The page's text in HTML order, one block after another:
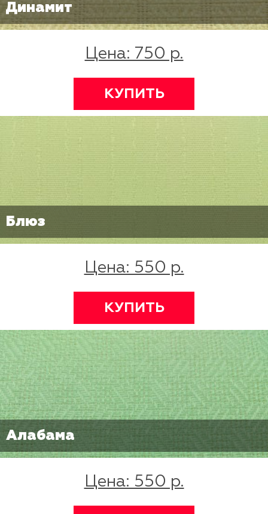
Динамит
Цена: 750 р.
КУПИТЬ
Блюз
Цена: 550 р.
КУПИТЬ
Алабама
Цена: 550 р.